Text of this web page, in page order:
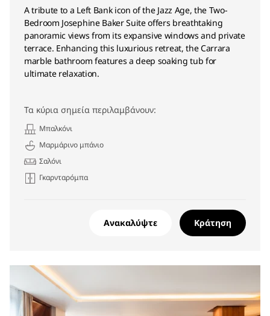
A tribute to a Left Bank icon of the Jazz Age, the Two-
Bedroom Josephine Baker Suite offers breathtaking
panoramic views from its expansive windows and private
terrace. Enhancing this luxurious retreat, the Carrara
marble bathroom features a deep soaking tub for
ultimate relaxation.
Τα κύρια σημεία περιλαμβάνουν:
Μπαλκόνι
Μαρμάρινο μπάνιο
Σαλόνι
Γκαρνταρόμπα
Ανακαλύψτε Κράτηση